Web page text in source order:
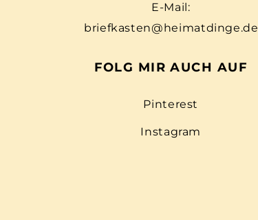
E-Mail:
briefkasten@heimatdinge.de
FOLG MIR AUCH AUF
Pinterest
Instagram